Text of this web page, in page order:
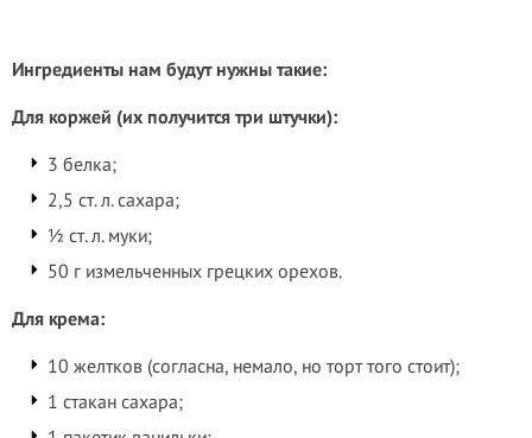
Ингредиенты нам будут нужны такие:
Для коржей (их получится три штучки):
3 белка;
2,5 ст. л. сахара;
½ ст. л. муки;
50 г измельченных грецких орехов.
Для крема:
10 желтков (согласна, немало, но торт того стоит);
1 стакан сахара;